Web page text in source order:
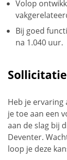
Volop
Bij goed
na 1.040 uur.
Heb je
je toe aan een
aan de slag bij
Deventer.
loop je deze